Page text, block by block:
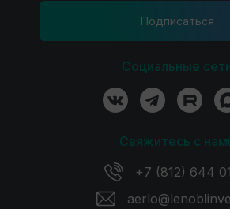
Подпиcаться
Социальные
Свяжитесь с
+7 (812) 644